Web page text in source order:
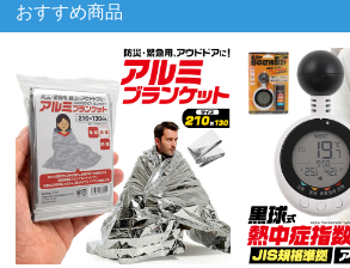
おすすめ商品